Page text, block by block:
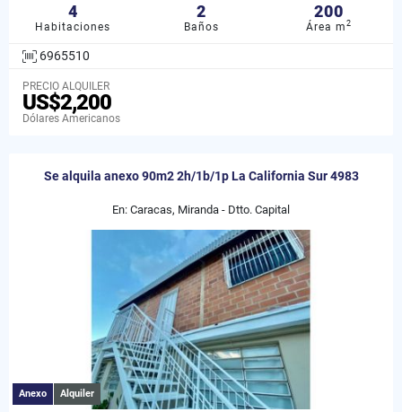
4
Habitaciones
2
Baños
200
Área m2
6965510
PRECIO ALQUILER
US$2,200
Dólares Americanos
Se alquila anexo 90m2 2h/1b/1p La California Sur 4983
En: Caracas, Miranda - Dtto. Capital
Anexo Alquiler